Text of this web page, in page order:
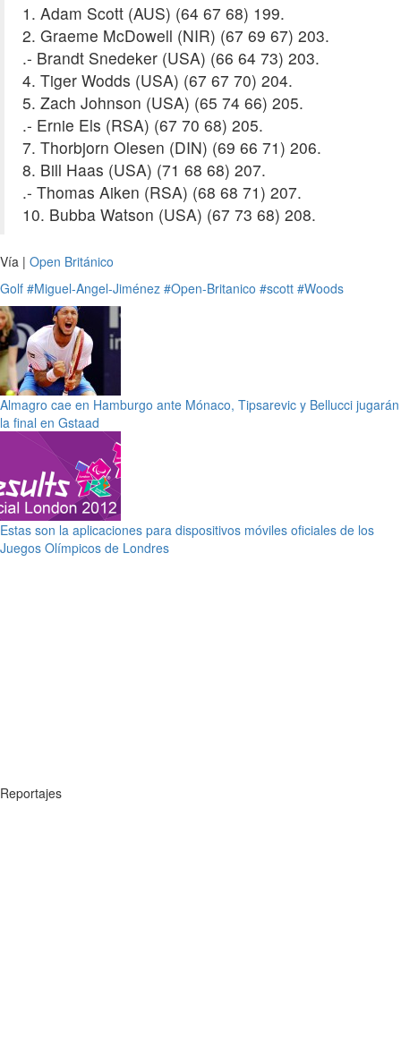
1. Adam Scott (AUS) (64 67 68) 199.
2. Graeme McDowell (NIR) (67 69 67) 203.
.- Brandt Snedeker (USA) (66 64 73) 203.
4. Tiger Wodds (USA) (67 67 70) 204.
5. Zach Johnson (USA) (65 74 66) 205.
.- Ernie Els (RSA) (67 70 68) 205.
7. Thorbjorn Olesen (DIN) (69 66 71) 206.
8. Bill Haas (USA) (71 68 68) 207.
.- Thomas Aiken (RSA) (68 68 71) 207.
10. Bubba Watson (USA) (67 73 68) 208.
Vía | Open Británico
Golf #Miguel-Angel-Jiménez #Open-Britanico #scott #Woods
Almagro cae en Hamburgo ante Mónaco, Tipsarevic y Bellucci jugarán
la final en Gstaad
Estas son la aplicaciones para dispositivos móviles oficiales de los
Juegos Olímpicos de Londres
Reportajes